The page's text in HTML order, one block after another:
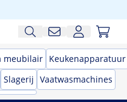
meubilair Keukenapparatuur
Slagerij Vaatwasmachines